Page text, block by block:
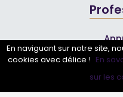
Annuaire Pro
Inscrire
Les
En naviguant sur notre site,
cookies avec délice ! En
sur les